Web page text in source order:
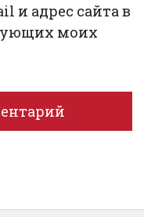
и адрес сайта в
моих